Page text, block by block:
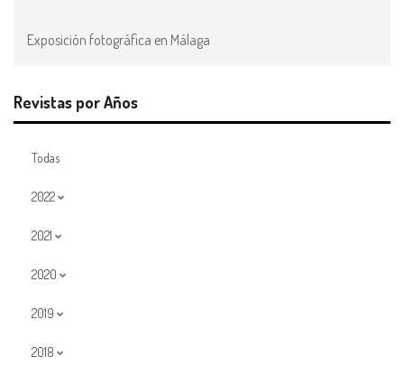
Exposición fotográfica en Málaga
Revistas por Años
Todas
2022
2021
2020
2019
2018